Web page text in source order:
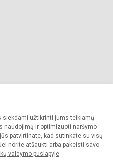
siekdami užtikrinti jums teikiamų
naudojimą ir optimizuoti naršymo
patvirtinate, kad sutinkate su visų
norite atšaukti arba pakeisti savo
valdymo puslapyje.
Visos teisės saugomos.
sutikimo griežtai draudžiama.
Slapukų valdymas